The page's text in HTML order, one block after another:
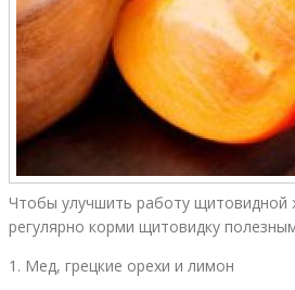
Чтобы улучшить работу щитовидной
регулярно корми щитовидку
1. Мед, грецкие орехи и лимон